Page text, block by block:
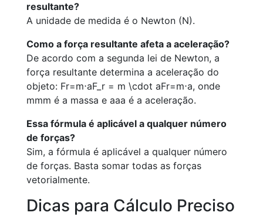
resultante?
A unidade de medida é o Newton (N).
Como a força resultante afeta a aceleração?
De acordo com a segunda lei de Newton, a
força resultante determina a aceleração do
objeto: Fr=m⋅aF_r = m \cdot aFr=m⋅a, onde
mmm é a massa e aaa é a aceleração.
Essa fórmula é aplicável a qualquer número
de forças?
Sim, a fórmula é aplicável a qualquer número
de forças. Basta somar todas as forças
vetorialmente.
Dicas para Cálculo Preciso